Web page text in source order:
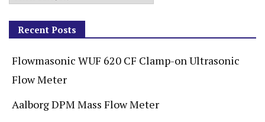
Recent Posts
Flowmasonic WUF 620 CF Clamp-on Ultrasonic
Flow Meter
Aalborg DPM Mass Flow Meter